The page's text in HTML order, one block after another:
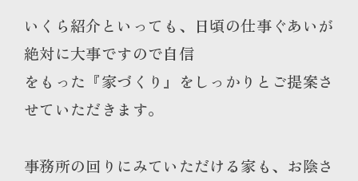
いくら紹介といっても、日頃の仕事ぐあいが
絶対に大事ですので自信
をもった『家づくり』をしっかりとご提案さ
せていただきます。
事務所の回りにみていただける家も、お陰さ